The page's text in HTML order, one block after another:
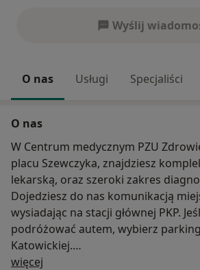
Wyślij
O nas Usługi Specjaliści
O nas
W Centrum medycznym PZU
placu Szewczyka, znajdziesz
lekarską, oraz szeroki zakres
Dojedziesz do nas komunikacją miejską lub pociągiem,
wysiadając na stacji głównej PKP.
podróżować autem, wybierz
Katowickiej.
Nasi pacjenci mogą skorzystać tam
więcej